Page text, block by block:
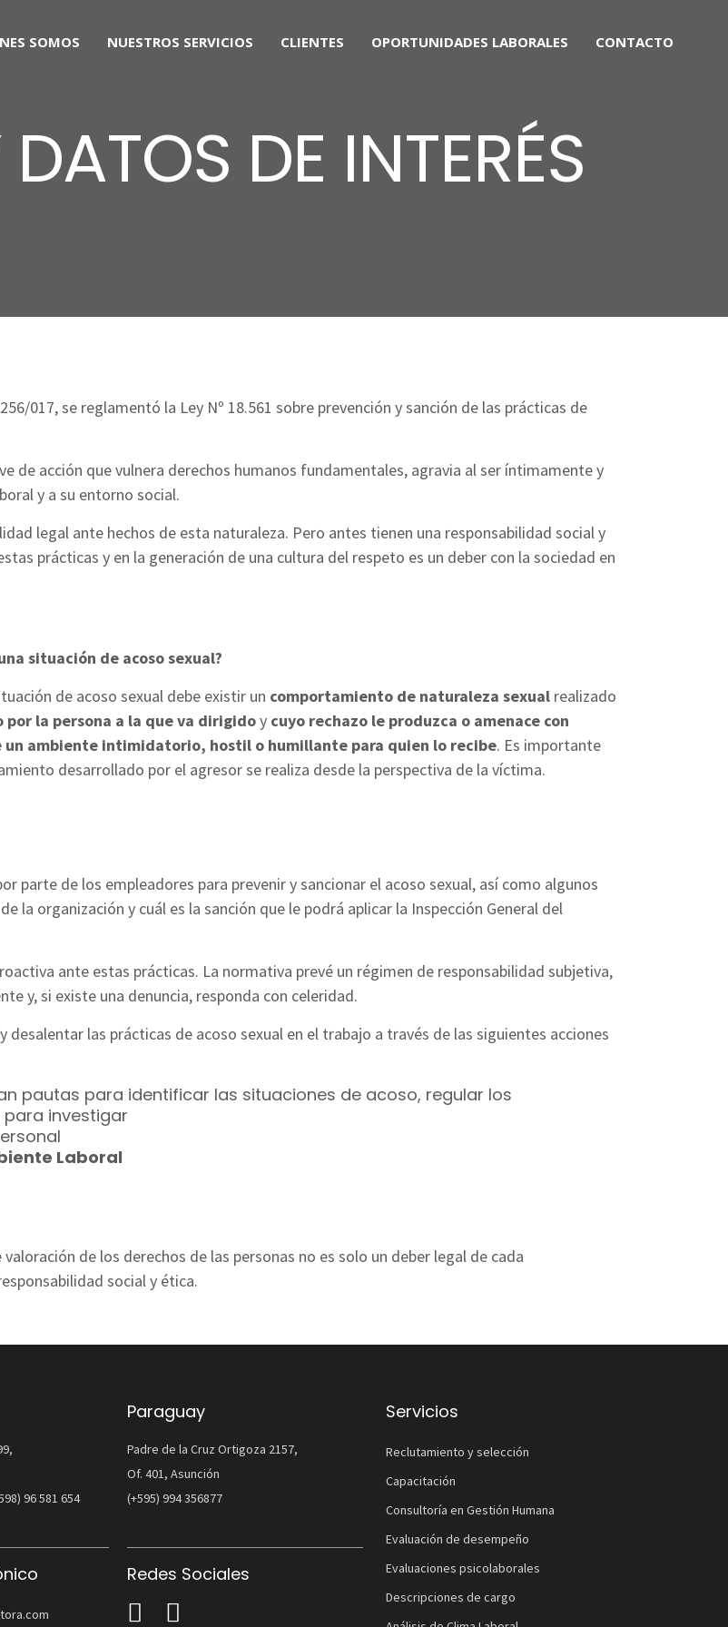
SOMOS NUESTROS SERVICIOS CLIENTES OPORTUNIDADES LABORALES CONTACTO
DE INTERÉS
017, se reglamentó la Ley Nº 18.561 sobre prevención y sanción de las prácticas de
de acción que vulnera derechos humanos fundamentales, agravia al ser íntimamente y
y a su entorno social.
legal ante hechos de esta naturaleza. Pero antes tienen una responsabilidad social y
prácticas y en la generación de una cultura del respeto es un deber con la sociedad en
situación de acoso sexual?
de acoso sexual debe existir un comportamiento de naturaleza sexual realizado
por la persona a la que va dirigidoy cuyo rechazo le produzca o amenace con
un ambiente intimidatorio, hostil o humillante para quien lo recibe. Es importante
desarrollado por el agresor se realiza desde la perspectiva de la víctima.
parte de los empleadores para prevenir y sancionar el acoso sexual, así como algunos
la organización y cuál es la sanción que le podrá aplicar la Inspección General del
ante estas prácticas. La normativa prevé un régimen de responsabilidad subjetiva,
y, si existe una denuncia, responda con celeridad.
las prácticas de acoso sexual en el trabajo a través de las siguientes acciones
pautas para identificar las situaciones de acoso, regular los
investigar
Laboral
de los derechos de las personas no es solo un deber legal de cada
social y ética.
96 581 654
Paraguay
Padre de la Cruz Ortigoza 2157,
Of. 401, Asunción
(+595) 994 356877
Redes Sociales
Servicios
Reclutamiento y selección
Capacitación
Consultoría en Gestión Humana
Evaluación de desempeño
Evaluaciones psicolaborales
Descripciones de cargo